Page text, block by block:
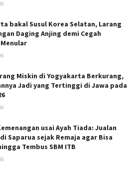
bakal Susul Korea Selatan, Larang
Daging Anjing demi Cegah
Miskin di Yogyakarta Berkurang,
Jadi yang Tertinggi di Jawa pada
usai Ayah Tiada: Jualan
Saparua sejak Remaja agar Bisa
Tembus SBM ITB